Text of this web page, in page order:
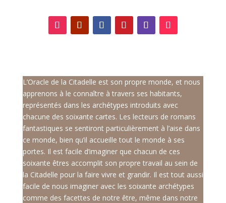
L’Oracle de la Citadelle est son propre monde, et nous
apprenons à le connaître à travers ses habitants,
représentés dans les archétypes introduits avec
chacune des soixante cartes. Les lecteurs de romans
fantastiques se sentiront particulièrement à l’aise dans
ce monde, bien qu’il accueille tout le monde à ses
portes. Il est facile d’imaginer que chacun de ces
soixante êtres accomplit son propre travail au sein de
la Citadelle pour la faire vivre et grandir. Il est tout aussi
facile de nous imaginer avec les soixante archétypes
comme des facettes de notre être, même dans notre